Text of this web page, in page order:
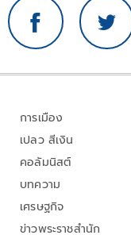
การเมือง
เปลว สีเงิน
คอลัมนิสต์
บทความ
เศรษฐกิจ
ข่าวพระราชสำนัก